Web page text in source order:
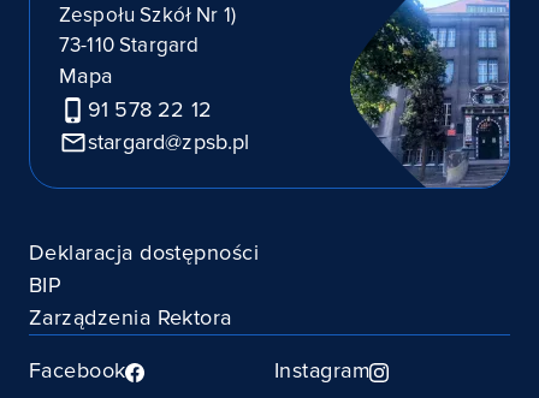
Zespołu Szkół Nr 1)
73-110 Stargard
Mapa
91 578 22 12
stargard@zpsb.pl
Deklaracja dostępności
BIP
Zarządzenia Rektora
Facebook
Instagram